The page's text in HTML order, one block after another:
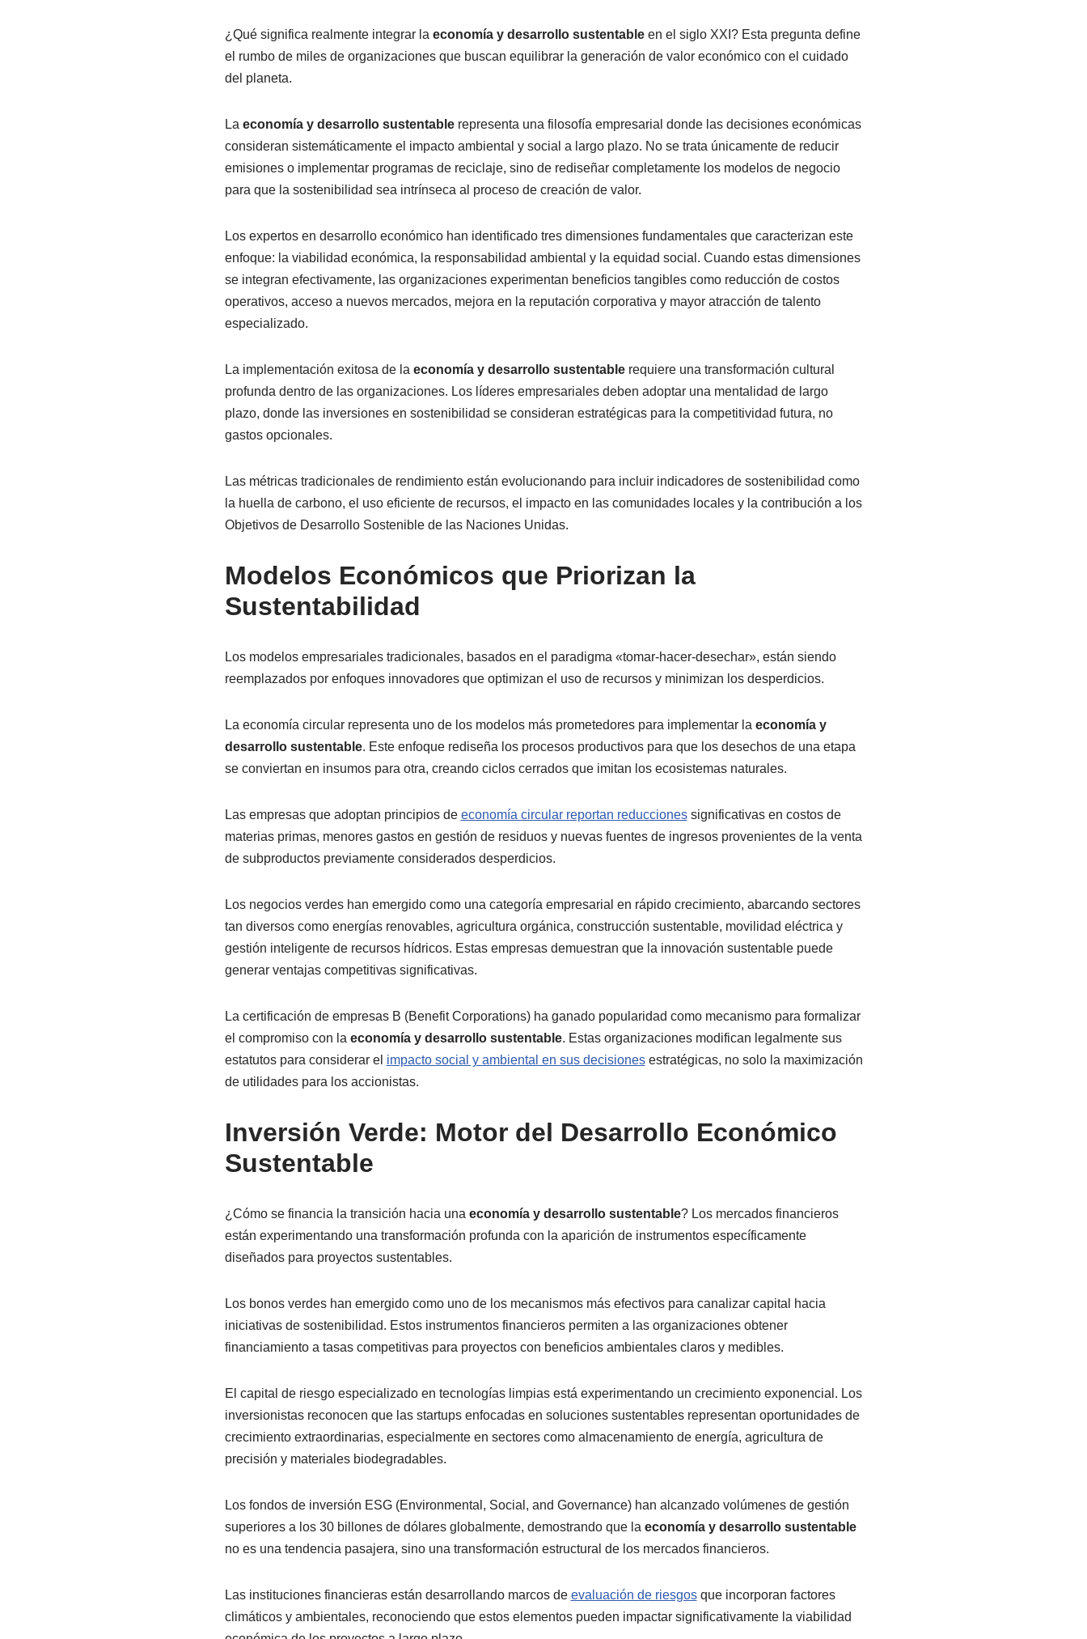
¿Qué significa realmente integrar la economía y desarrollo sustentableen el siglo XXI? Esta pregunta define
el rumbo de miles de organizaciones que buscan equilibrar la generación de valor económico con el cuidado
del planeta.
La economía y desarrollo sustentablerepresenta una filosofía empresarial donde las decisiones económicas
consideran sistemáticamente el impacto ambiental y social a largo plazo. No se trata únicamente de reducir
emisiones o implementar programas de reciclaje, sino de rediseñar completamente los modelos de negocio
para que la sostenibilidad sea intrínseca al proceso de creación de valor.
Los expertos en desarrollo económico han identificado tres dimensiones fundamentales que caracterizan este
enfoque: la viabilidad económica, la responsabilidad ambiental y la equidad social. Cuando estas dimensiones
se integran efectivamente, las organizaciones experimentan beneficios tangibles como reducción de costos
operativos, acceso a nuevos mercados, mejora en la reputación corporativa y mayor atracción de talento
especializado.
La implementación exitosa de la economía y desarrollo sustentablerequiere una transformación cultural
profunda dentro de las organizaciones. Los líderes empresariales deben adoptar una mentalidad de largo
plazo, donde las inversiones en sostenibilidad se consideran estratégicas para la competitividad futura, no
gastos opcionales.
Las métricas tradicionales de rendimiento están evolucionando para incluir indicadores de sostenibilidad como
la huella de carbono, el uso eficiente de recursos, el impacto en las comunidades locales y la contribución a los
Objetivos de Desarrollo Sostenible de las Naciones Unidas.
Modelos Económicos que Priorizan la
Sustentabilidad
Los modelos empresariales tradicionales, basados en el paradigma «tomar-hacer-desechar», están siendo
reemplazados por enfoques innovadores que optimizan el uso de recursos y minimizan los desperdicios.
La economía circular representa uno de los modelos más prometedores para implementar la economía y
desarrollo sustentable. Este enfoque rediseña los procesos productivos para que los desechos de una etapa
se conviertan en insumos para otra, creando ciclos cerrados que imitan los ecosistemas naturales.
Las empresas que adoptan principios de economía circular reportan reduccionessignificativas en costos de
materias primas, menores gastos en gestión de residuos y nuevas fuentes de ingresos provenientes de la venta
de subproductos previamente considerados desperdicios.
Los negocios verdes han emergido como una categoría empresarial en rápido crecimiento, abarcando sectores
tan diversos como energías renovables, agricultura orgánica, construcción sustentable, movilidad eléctrica y
gestión inteligente de recursos hídricos. Estas empresas demuestran que la innovación sustentable puede
generar ventajas competitivas significativas.
La certificación de empresas B (Benefit Corporations) ha ganado popularidad como mecanismo para formalizar
el compromiso con la economía y desarrollo sustentable. Estas organizaciones modifican legalmente sus
estatutos para considerar el impacto social y ambiental en sus decisionesestratégicas, no solo la maximización
de utilidades para los accionistas.
Inversión Verde: Motor del Desarrollo Económico
Sustentable
¿Cómo se financia la transición hacia una economía y desarrollo sustentable? Los mercados financieros
están experimentando una transformación profunda con la aparición de instrumentos específicamente
diseñados para proyectos sustentables.
Los bonos verdes han emergido como uno de los mecanismos más efectivos para canalizar capital hacia
iniciativas de sostenibilidad. Estos instrumentos financieros permiten a las organizaciones obtener
financiamiento a tasas competitivas para proyectos con beneficios ambientales claros y medibles.
El capital de riesgo especializado en tecnologías limpias está experimentando un crecimiento exponencial. Los
inversionistas reconocen que las startups enfocadas en soluciones sustentables representan oportunidades de
crecimiento extraordinarias, especialmente en sectores como almacenamiento de energía, agricultura de
precisión y materiales biodegradables.
Los fondos de inversión ESG (Environmental, Social, and Governance) han alcanzado volúmenes de gestión
superiores a los 30 billones de dólares globalmente, demostrando que la economía y desarrollo sustentable
no es una tendencia pasajera, sino una transformación estructural de los mercados financieros.
Las instituciones financieras están desarrollando marcos de evaluación de riesgosque incorporan factores
climáticos y ambientales, reconociendo que estos elementos pueden impactar significativamente la viabilidad